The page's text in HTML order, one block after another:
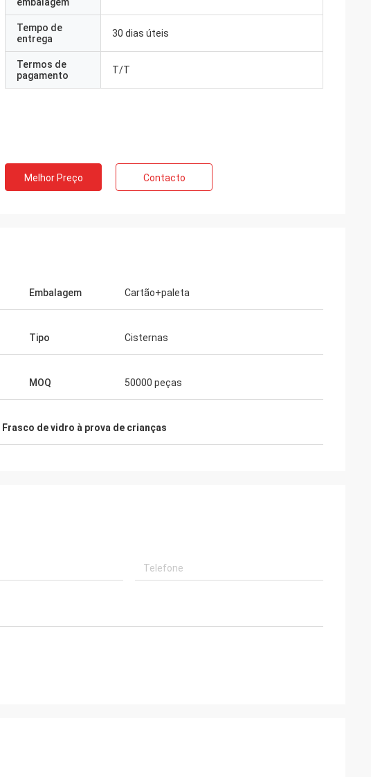
Tempo de
entrega
30 dias úteis
Termos de
pagamento
T/T
Melhor Preço Contacto
Embalagem Cartão+paleta
Tipo Cisternas
MOQ 50000 peças
Frasco de vidro à prova de crianças